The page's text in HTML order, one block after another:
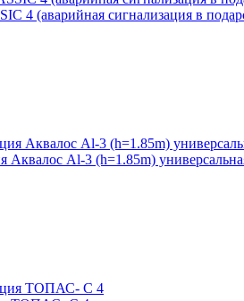
(аварийная сигнализация в
Аквалос Al-3 (h=1.85m)